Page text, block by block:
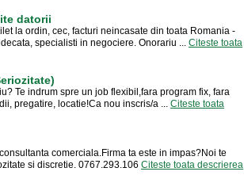
datorii
la ordin, cec, facturi neincasate din toata Romania -
specialisti in negociere. Onorariu ... Citeste toata
Te indrum spre un job flexibil,fara program fix, fara
pregatire, locatie!Ca nou inscris/a ... Citeste toata
comerciala.Firma ta este in impas?Noi te
si discretie. 0767.293.106 Citeste toata descrierea